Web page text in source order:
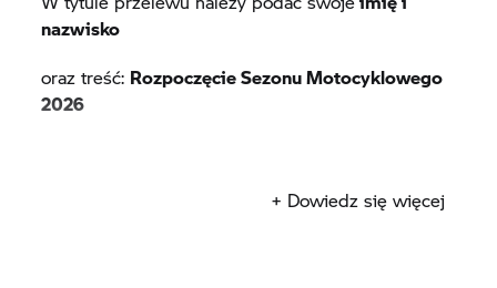
nazwisko
oraz treść: Rozpoczęcie Sezonu Motocyklowego
2026
Prosimy o wypełnienie poniższego formularza w
+ Dowiedz się więcej